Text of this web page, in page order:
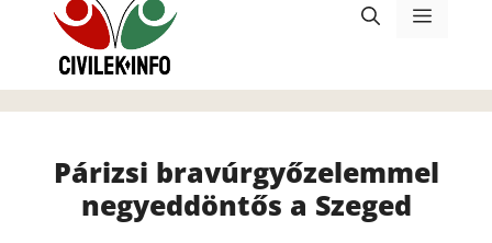
Menü
Párizsi bravúrgyőzelemmel
negyeddöntős a Szeged